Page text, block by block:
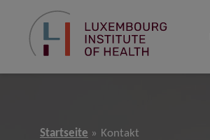
Startseite Kontakt